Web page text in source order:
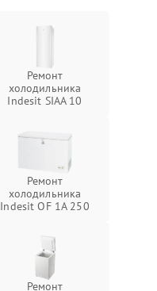
Ремонт
холодильника
Indesit SIAA 10
Ремонт
холодильника
Indesit OF 1A 250
Ремонт